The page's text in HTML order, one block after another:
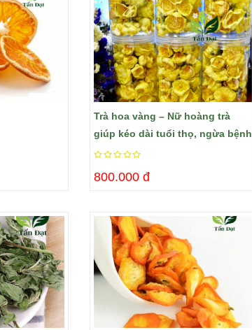
Trà hoa vàng – Nữ hoàng trà
giúp kéo dài tuổi thọ, ngừa bệnh
800.000 đ